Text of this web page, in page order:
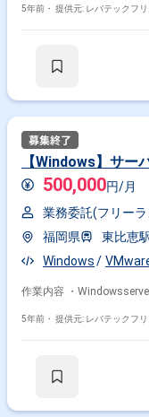
5年前・ 提供元: レバテックフ
【Windows】サー
500,000円/月
業務委託(フリー
福岡県
東比恵
Windows
作業内容 ・
5年前・ 提供元: レバテックフ